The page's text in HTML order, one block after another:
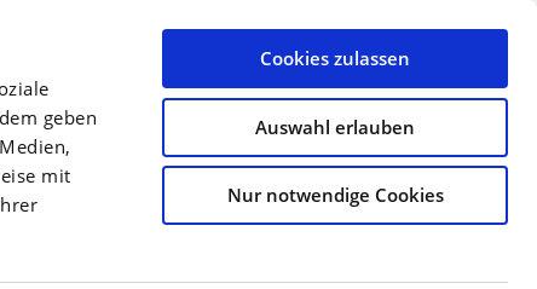
geben
mit
Cookies zulassen
Auswahl erlauben
Nur notwendige Cookies
Ansprechpartner Über uns Termine
Düngung Kulturen Precision Farming
Gesunde Nahrungsmittel erzeuge...